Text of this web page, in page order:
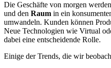
Die Geschäfte von morgen
und den Raum in ein
umwandeln. Kunden können
Neue Technologien wie Virtual
dabei eine entscheidende Rolle.
Einige der Trends, die wir